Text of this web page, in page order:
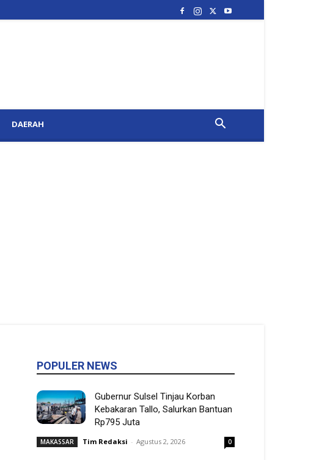
DAERAH
POPULER NEWS
Gubernur Sulsel Tinjau Korban
Kebakaran Tallo, Salurkan Bantuan
Rp795 Juta
MAKASSAR Tim Redaksi - Agustus 2, 2026 0